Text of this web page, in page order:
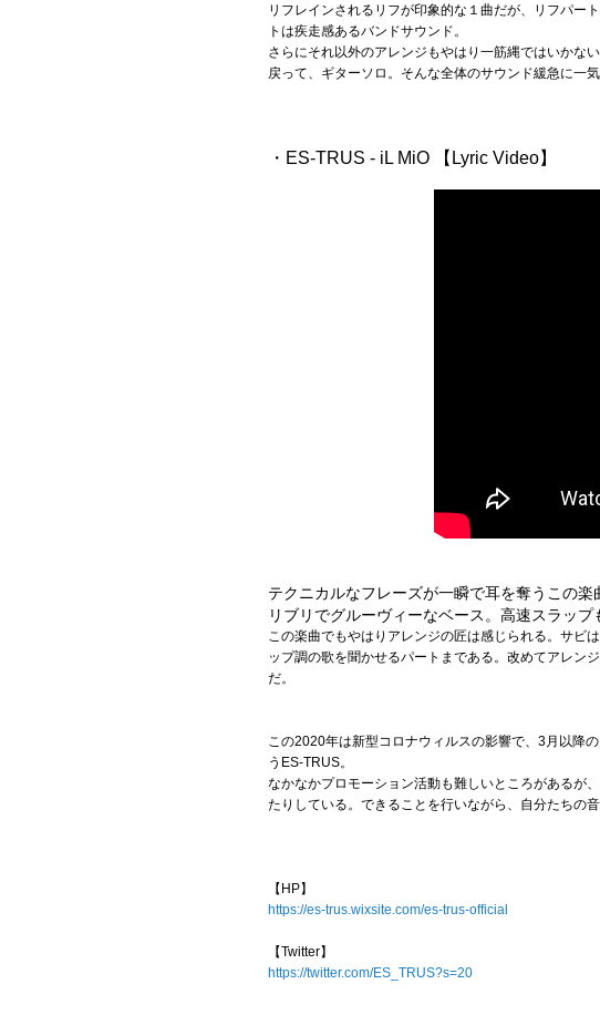
リフレインされるリフが印象的な１曲だが、リフパー
トは疾走感あるバンドサウンド。
さらにそれ以外のアレンジもやはり一筋縄ではいかな
戻って、ギターソロ。そんな全体のサウンド緩急に一
・ES-TRUS - iL MiO 【Lyric Video】
テクニカルなフレーズが一瞬で耳を奪うこの
リブリでグルーヴィーなベース。高速スラッ
この楽曲でもやはりアレンジの匠は感じられる。サビ
ップ調の歌を聞かせるパートまである。改めてアレン
だ。
この2020年は新型コロナウィルスの影響で、3月以降
うES-TRUS。
なかなかプロモーション活動も難しいところがあるが
たりしている。できることを行いながら、自分たちの
【HP】
https://es-trus.wixsite.com/es-trus-official
【Twitter】
https://twitter.com/ES_TRUS?s=20